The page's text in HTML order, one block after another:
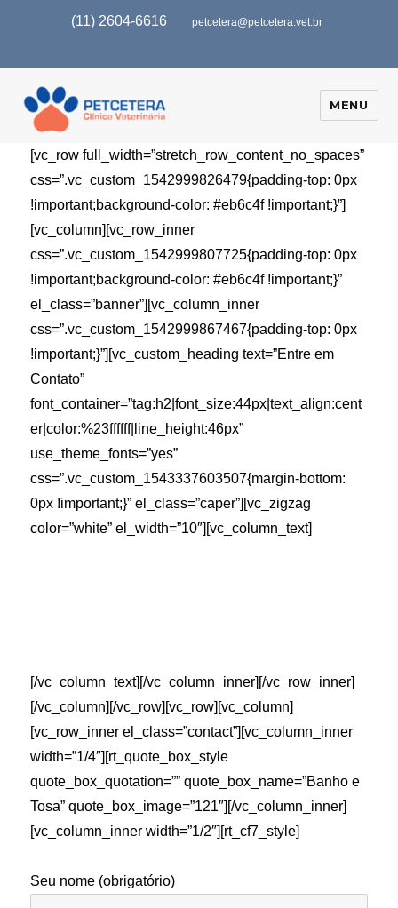
(11) 2604-6616 petcetera@petcetera.vet.br
MENU
[vc_row full_width=”stretch_row_content_no_spaces”
css=”.vc_custom_1542999826479{padding-top: 0px
!important;background-color: #eb6c4f !important;}”]
[vc_column][vc_row_inner
css=”.vc_custom_1542999807725{padding-top: 0px
!important;background-color: #eb6c4f !important;}”
el_class=”banner”][vc_column_inner
css=”.vc_custom_1542999867467{padding-top: 0px
!important;}”][vc_custom_heading text=”Entre em
Contato”
font_container=”tag:h2|font_size:44px|text_align:cent
er|color:%23ffffff|line_height:46px”
use_theme_fonts=”yes”
css=”.vc_custom_1543337603507{margin-bottom:
0px !important;}” el_class=”caper”][vc_zigzag
color=”white” el_width=”10″][vc_column_text]
[/vc_column_text][/vc_column_inner][/vc_row_inner]
[/vc_column][/vc_row][vc_row][vc_column]
[vc_row_inner el_class=”contact”][vc_column_inner
width=”1/4″][rt_quote_box_style
quote_box_quotation=”” quote_box_name=”Banho e
Tosa” quote_box_image=”121″][/vc_column_inner]
[vc_column_inner width=”1/2″][rt_cf7_style]
Seu nome (obrigatório)